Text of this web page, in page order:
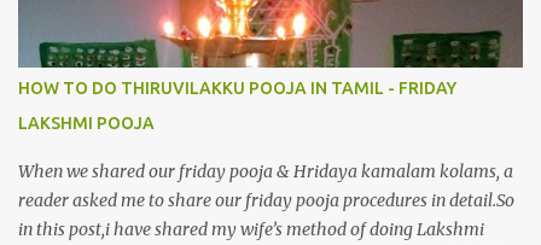
HOW TO DO THIRUVILAKKU POOJA IN TAMIL - FRIDAY
LAKSHMI POOJA
When we shared our friday pooja & Hridaya kamalam kolams, a
reader asked me to share our friday pooja procedures in detail.So
in this post,i have shared my wife’s method of doing Lakshmi